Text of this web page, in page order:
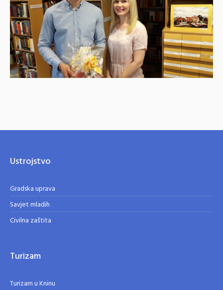
Ustrojstvo
Gradska uprava
Savjet mladih
Civilna zaštita
Turizam
Turizam u Kninu